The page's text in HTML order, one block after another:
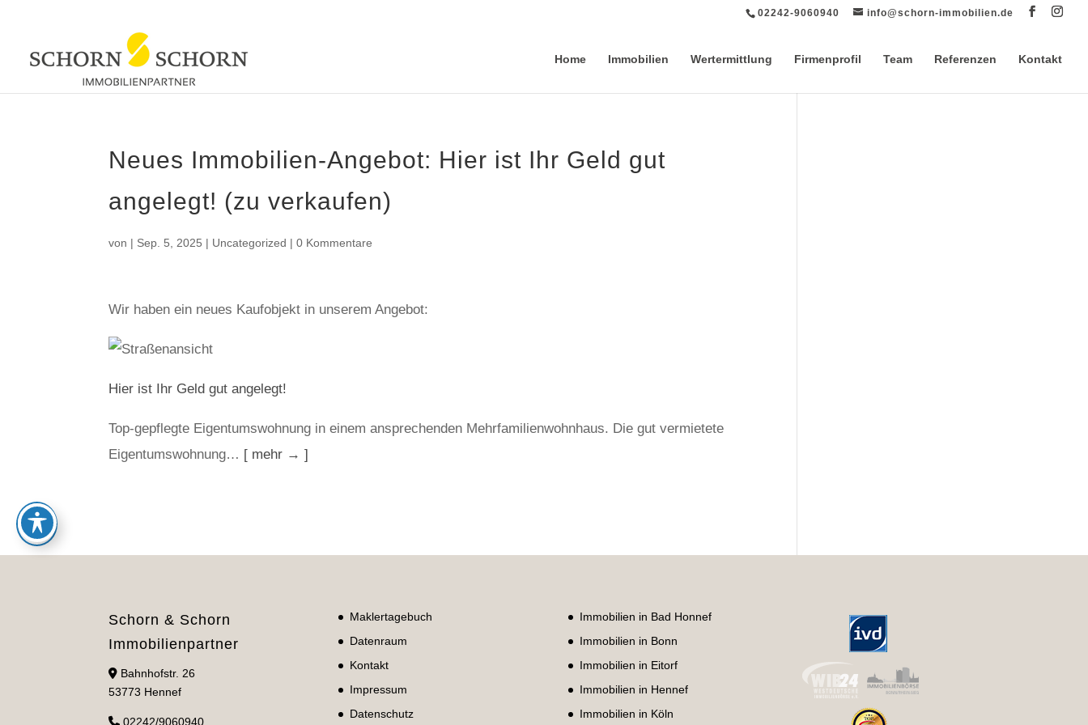
02242-9060940 info@schorn-immobilien.de
Home Immobilien Wertermittlung Firmenprofil Team Referenzen Kontakt
Neues Immobilien-Angebot: Hier ist Ihr Geld gut
angelegt! (zu verkaufen)
von | Sep. 5, 2025 | Uncategorized |0 Kommentare
Wir haben ein neues Kaufobjekt in unserem Angebot:
Hier ist Ihr Geld gut angelegt!
Top-gepflegte Eigentumswohnung in einem ansprechenden Mehrfamilienwohnhaus. Die gut vermietete
Eigentumswohnung… [ mehr → ]
Schorn & Schorn
Immobilienpartner
Bahnhofstr. 26
53773 Hennef
02242/9060940
Maklertagebuch
Datenraum
Kontakt
Impressum
Datenschutz
Immobilien in Bad Honnef
Immobilien in Bonn
Immobilien in Eitorf
Immobilien in Hennef
Immobilien in Köln